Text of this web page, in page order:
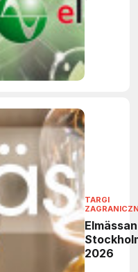
TARGI
Elmässan
2026